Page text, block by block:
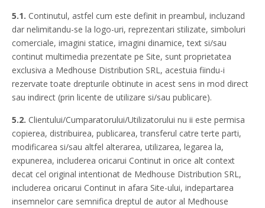
5.1. Continutul, astfel cum este definit in preambul, incluzand
dar nelimitandu-se la logo-uri, reprezentari stilizate, simboluri
comerciale, imagini statice, imagini dinamice, text si/sau
continut multimedia prezentate pe Site, sunt proprietatea
exclusiva a Medhouse Distribution SRL, acestuia fiindu-i
rezervate toate drepturile obtinute in acest sens in mod direct
sau indirect (prin licente de utilizare si/sau publicare).
5.2. Clientului/Cumparatorului/Utilizatorului nu ii este permisa
copierea, distribuirea, publicarea, transferul catre terte parti,
modificarea si/sau altfel alterarea, utilizarea, legarea la,
expunerea, includerea oricarui Continut in orice alt context
decat cel original intentionat de Medhouse Distribution SRL,
includerea oricarui Continut in afara Site-ului, indepartarea
insemnelor care semnifica dreptul de autor al Medhouse